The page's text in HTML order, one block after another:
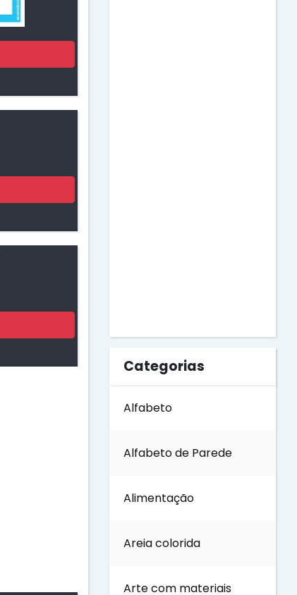
Dia do Soldado
Florestas
Categorias
Alfabeto
Alfabeto de Parede
Alimentação
Areia colorida
Arte com materiais